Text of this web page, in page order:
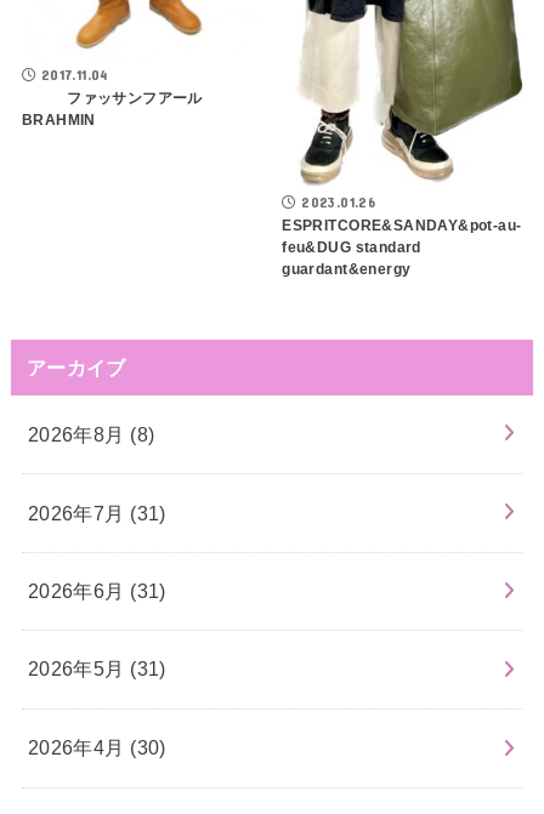
2017.11.04
ファッサンフアール
BRAHMIN
2023.01.26
ESPRITCORE&SANDAY&pot-au-
feu&DUG standard
guardant&energy
アーカイブ
2026年8月 (8)
2026年7月 (31)
2026年6月 (31)
2026年5月 (31)
2026年4月 (30)